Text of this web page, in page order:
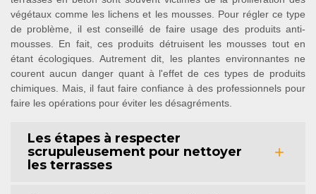
végétaux comme les lichens et les mousses. Pour régler ce type
de problème, il est conseillé de faire usage des produits anti-
mousses. En fait, ces produits détruisent les mousses tout en
étant écologiques. Autrement dit, les plantes environnantes ne
courent aucun danger quant à l'effet de ces types de produits
chimiques. Mais, il faut faire confiance à des professionnels pour
faire les opérations pour éviter les désagréments.
Les étapes à respecter
scrupuleusement pour nettoyer
les terrasses